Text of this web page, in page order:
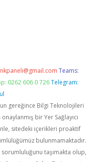
Teams:
0262 606 0 726 Telegram:
gereğince Bilgi Teknolojileri
bir Yer Sağlayıcı
sitedeki içerikleri proaktif
bulunmamaktadır.
taşımakta olup,